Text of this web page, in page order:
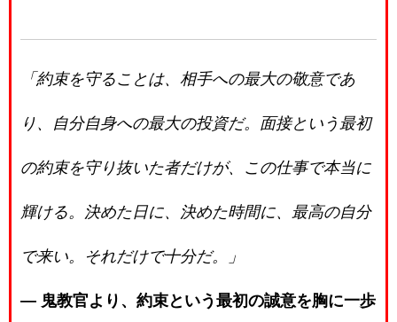
「約束を守ることは、相手への最大の敬意であ
り、自分自身への最大の投資だ。面接という最初
の約束を守り抜いた者だけが、この仕事で本当に
輝ける。決めた日に、決めた時間に、最高の自分
で来い。それだけで十分だ。」
― 鬼教官より、約束という最初の誠意を胸に一歩